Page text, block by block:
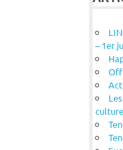
– 1er